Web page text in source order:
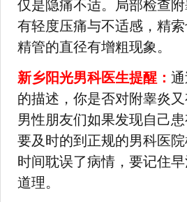
仅是隐痛不适。局部检查附
有轻度压痛与不适感，精
精管的直径有增粗现象。
新乡阳光男科医生提醒：
的描述，你是否对附睾炎
男性朋友们如果发现自己
要及时的到正规的男科医
时间耽误了病情，要记住
道理。